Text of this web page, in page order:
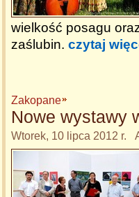
wielkość posagu
zaślubin. czytaj
Zakopane
Nowe wystawy
Wtorek, 10 lipca 2012 r.